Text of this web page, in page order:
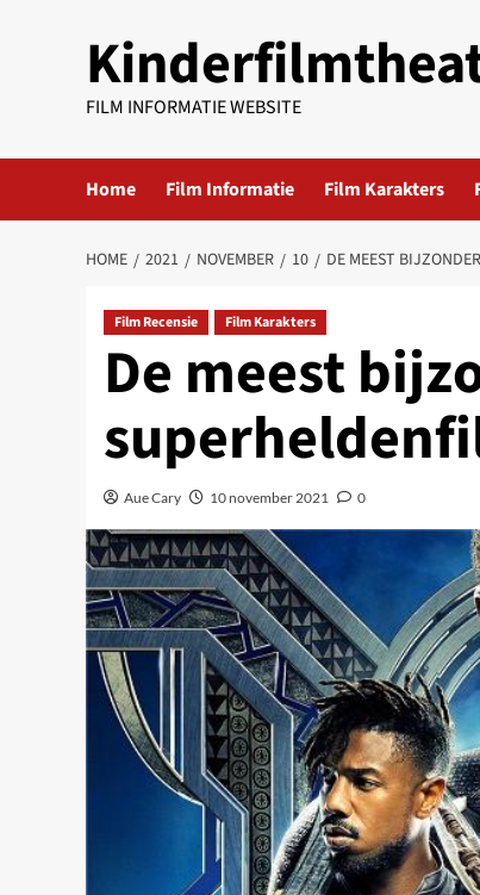
FILM INFORMATIE WEBSITE
Home Film Informatie Film Karakters
HOME 2021 NOVEMBER 10 DE MEEST
Film Recensie Film Karakters
De meest
Aue Cary 10 november 2021 0